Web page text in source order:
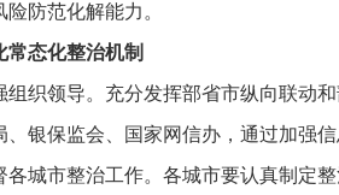
防范化解能力。
常态化整治机制
组织领导。充分发挥部省市纵向联动
、银保监会、国家网信办，通过加强
各城市整治工作。各城市要认真制定